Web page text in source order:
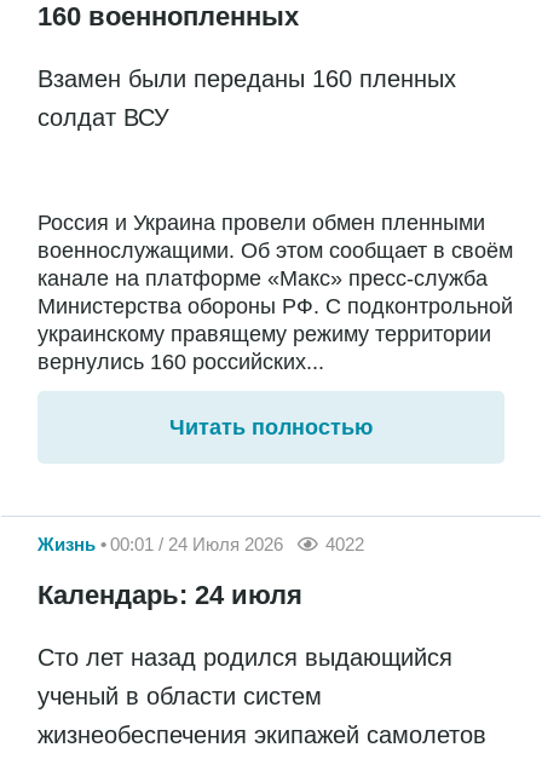
160 военнопленных
Взамен были переданы 160 пленных
солдат ВСУ
Россия и Украина провели обмен пленными
военнослужащими. Об этом сообщает в своём
канале на платформе «Макс» пресс-служба
Министерства обороны РФ. С подконтрольной
украинскому правящему режиму территории
вернулись 160 российских...
Читать полностью
Жизнь 00:01 / 24 Июля 2026 4022
Календарь: 24 июля
Сто лет назад родился выдающийся
ученый в области систем
жизнеобеспечения экипажей самолетов